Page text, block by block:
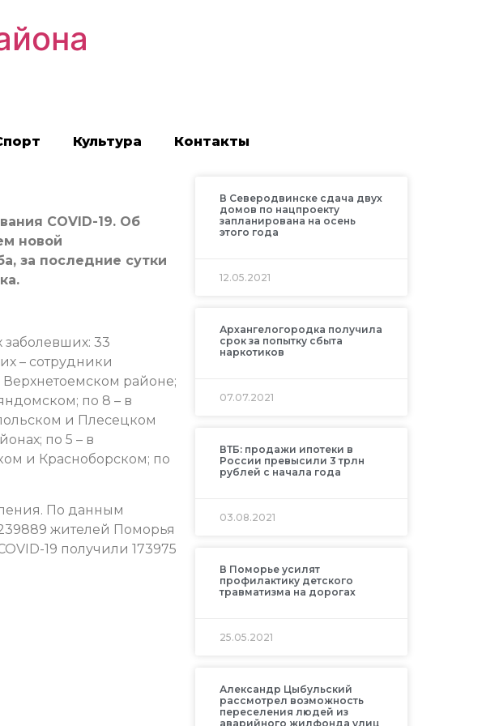
Культура Контакты
COVID-19. Об
новой
за последние сутки
33
– сотрудники
районе;
по 8 – в
и Плесецком
по 5 – в
и Красноборском; по
По данным
жителей Поморья
19 получили 173975
В Северодвинске сдача двух
домов по нацпроекту
запланирована на осень
этого года
12.05.2021
Архангелогородка получила
срок за попытку сбыта
наркотиков
07.07.2021
ВТБ: продажи ипотеки в
России превысили 3 трлн
рублей с начала года
03.08.2021
В Поморье усилят
профилактику детского
травматизма на дорогах
25.05.2021
Александр Цыбульский
рассмотрел возможность
переселения людей из
аварийного жилфонда улиц